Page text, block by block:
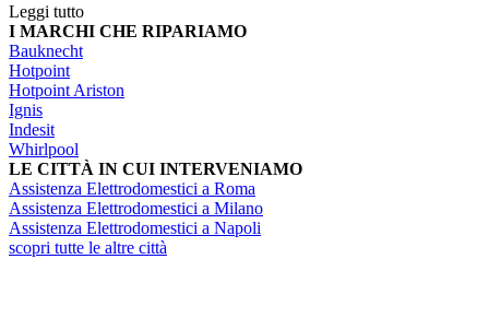
Leggi tutto
I MARCHI CHE RIPARIAMO
Bauknecht
Hotpoint
Hotpoint Ariston
Ignis
Indesit
Whirlpool
LE CITTÀ IN CUI INTERVENIAMO
Assistenza Elettrodomestici a Roma
Assistenza Elettrodomestici a Milano
Assistenza Elettrodomestici a Napoli
scopri tutte le altre città